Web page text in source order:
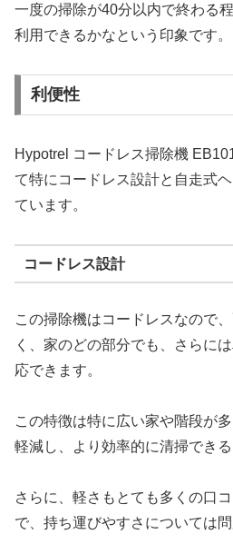
一度の掃除が40分以内で終わる
利用できるかなという印象です。
利便性
Hypotrel コードレス掃除機
て特にコードレス設計と自走式
ています。
コードレス設計
この掃除機はコードレスなので
く、家のどの部分でも、さらに
応できます。
この特徴は特に広い家や階段が
軽減し、より効率的に清掃できる
さらに、軽さもとても多くの口
で、持ち運びやすさについては問